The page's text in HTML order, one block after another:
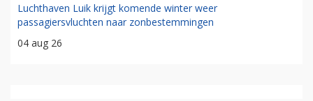
Luchthaven Luik krijgt komende winter weer
passagiersvluchten naar zonbestemmingen
04 aug 26